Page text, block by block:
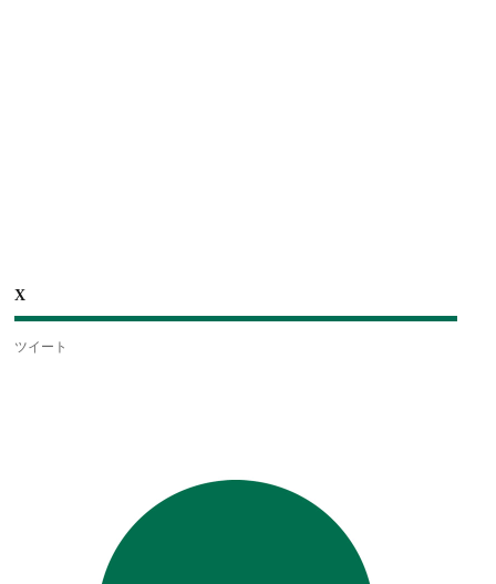
X
ツイート